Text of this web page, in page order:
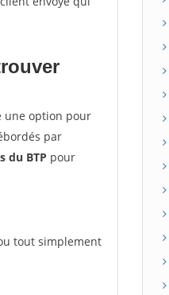
une option pour
par
du BTP pour
tout simplement